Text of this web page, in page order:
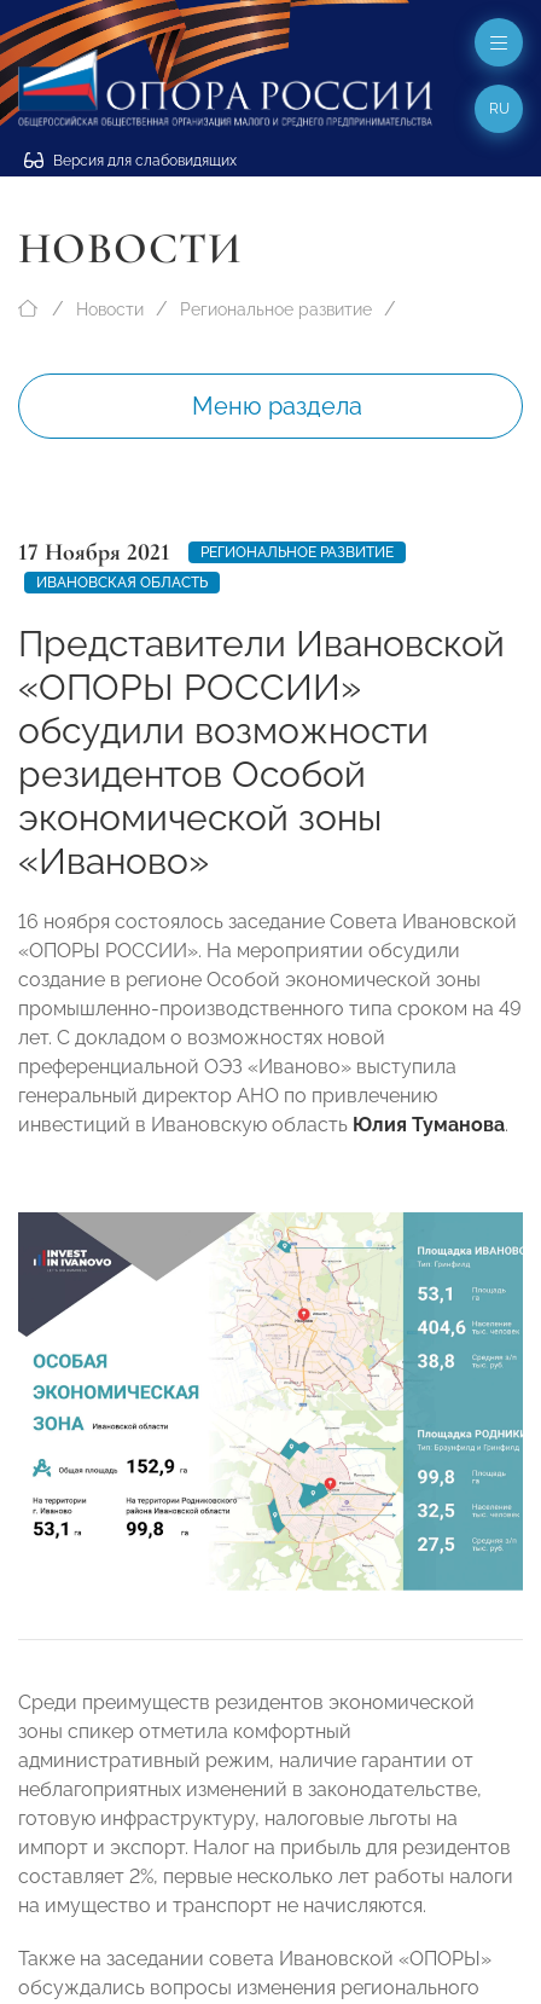
Версия для слабовидящих
RU
НОВОСТИ
Новости Региональное развитие
Меню раздела
17 Ноября 2021
РЕГИОНАЛЬНОЕ РАЗВИТИЕ
ИВАНОВСКАЯ ОБЛАСТЬ
Представители Ивановской
«ОПОРЫ РОССИИ»
обсудили возможности
резидентов Особой
экономической зоны
«Иваново»
16 ноября состоялось заседание Совета Ивановской
«ОПОРЫ РОССИИ». На мероприятии обсудили
создание в регионе Особой экономической зоны
промышленно-производственного типа сроком на 49
лет. С докладом о возможностях новой
преференциальной ОЭЗ «Иваново» выступила
генеральный директор АНО по привлечению
инвестиций в Ивановскую область Юлия Туманова.
Среди преимуществ резидентов экономической
зоны спикер отметила комфортный
административный режим, наличие гарантии от
неблагоприятных изменений в законодательстве,
готовую инфраструктуру, налоговые льготы на
импорт и экспорт. Налог на прибыль для резидентов
составляет 2%, первые несколько лет работы налоги
на имущество и транспорт не начисляются.
Также на заседании совета Ивановской «ОПОРЫ»
обсуждались вопросы изменения регионального